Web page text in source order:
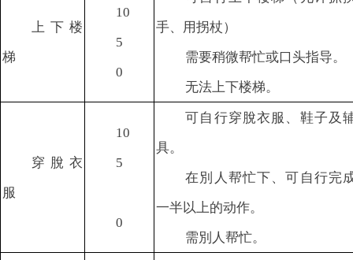
上下楼
梯
10
5
0
手、用拐杖）
需要稍微帮忙或口头指导。
无法上下楼梯。
穿脫衣
服
10
5
0
可自行穿脫衣服、鞋子及
具。
在別人帮忙下、可自行完
一半以上的动作。
需別人帮忙。